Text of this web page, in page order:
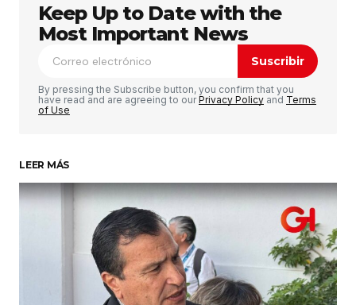
Tu dirección de correo electrónico no será
publicada. Los campos obligatorios están
marcados con*
Comentario *
Su nombre*
Tu correo electrónico*
Guardar mi nombre, correo electrónico y sitio
web en este navegador para la próxima vez que
Keep Up to Date with the
Most Important News
Suscribir
By pressing the Subscribe button, you confirm that you
have read and are agreeing to ourPrivacy Policy and Terms
of Use
LEER MÁS